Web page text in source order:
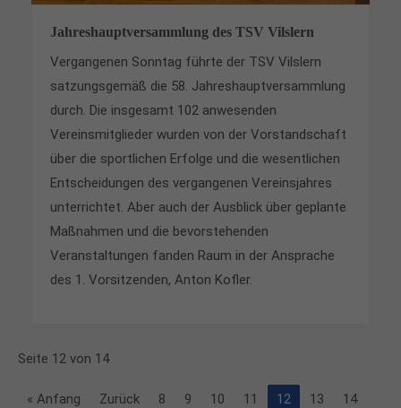
Jahreshauptversammlung des TSV Vilslern
Vergangenen Sonntag führte der TSV Vilslern
satzungsgemäß die 58. Jahreshauptversammlung
durch. Die insgesamt 102 anwesenden
Vereinsmitglieder wurden von der Vorstandschaft
über die sportlichen Erfolge und die wesentlichen
Entscheidungen des vergangenen Vereinsjahres
unterrichtet. Aber auch der Ausblick über geplante
Maßnahmen und die bevorstehenden
Veranstaltungen fanden Raum in der Ansprache
des 1. Vorsitzenden, Anton Kofler.
Seite 12 von 14
« Anfang Zurück 8 9 10 11 12 13
14